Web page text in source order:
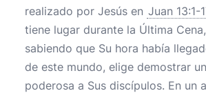
realizado por Jesús en Juan 13:1-
tiene lugar durante la Última
sabiendo que Su hora había
de este mundo, elige demostrar
poderosa a Sus discípulos. En un